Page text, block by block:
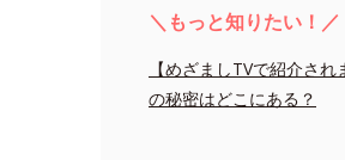
＼もっと知りたい！／
【めざましTVで紹介さ
の秘密はどこにある？